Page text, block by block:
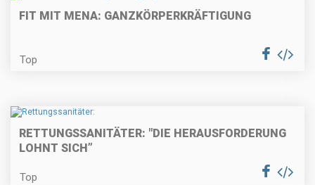
FIT MIT MENA: GANZKÖRPERKRÄFTIGUNG
Top
RETTUNGSSANITÄTER: "DIE HERAUSFORDERUNG
LOHNT SICH”
Top